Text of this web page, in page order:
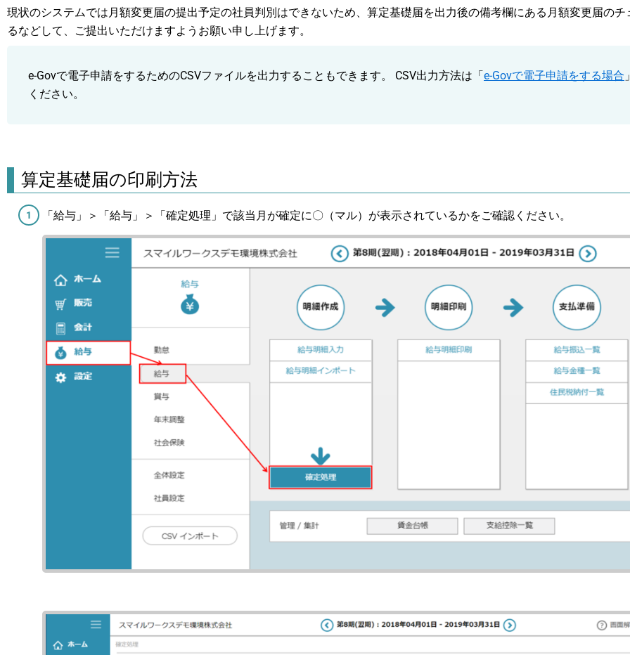
現状のシステムでは月額変更届の提出予定の社員判別はできないため、算定基礎届を出力後の備考欄にある月額変更届のチ
るなどして、ご提出いただけますようお願い申し上げます。
e-Govで電子申請をするためのCSVファイルを出力することもできます。 CSV出力方法は「e-Govで電子申請をする場合
ください。
算定基礎届の印刷方法
「給与」＞「給与」＞「確定処理」で該当月が確定に〇（マル）が表示されているかをご確認ください。